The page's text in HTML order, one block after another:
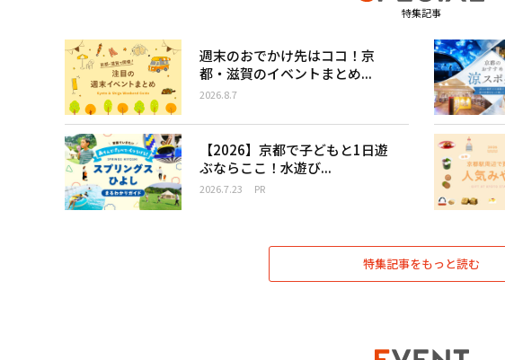
特集記事
週末のおでかけ先はココ！京
都・滋賀のイベントまとめ...
2026.8.7
【2026】京都で子どもと1日遊
ぶならここ！水遊び...
2026.7.23 PR
特集記事をもっと読む